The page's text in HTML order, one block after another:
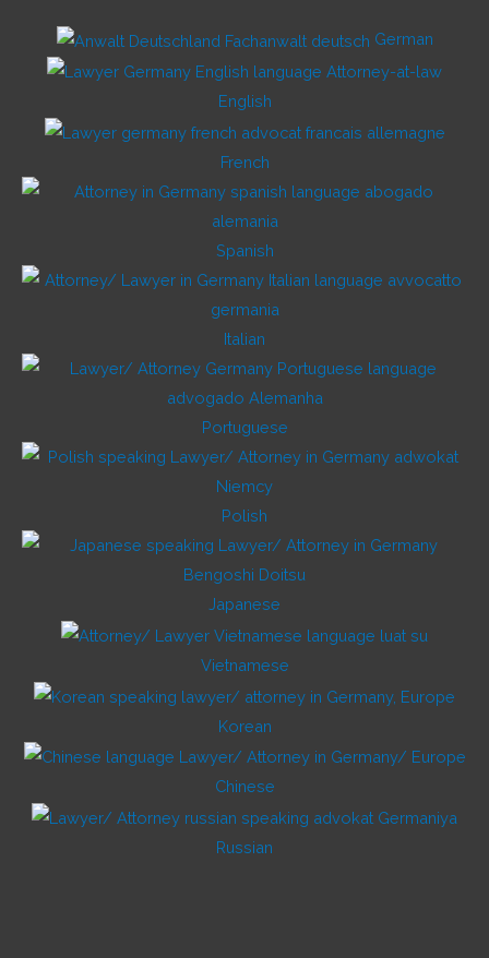
German
English
French
Spanish
Italian
Portuguese
Polish
Japanese
Vietnamese
Korean
Chinese
Russian